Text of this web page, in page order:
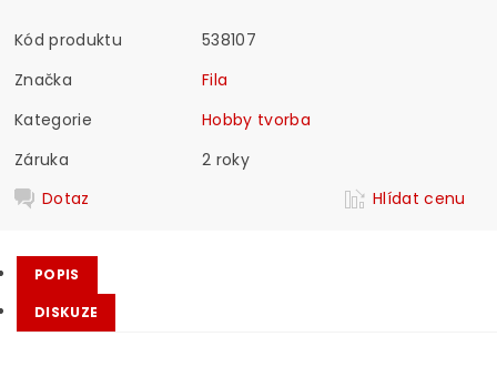
Kód produktu
538107
Značka
Fila
Kategorie
Hobby tvorba
Záruka
2 roky
Dotaz
Hlídat cenu
POPIS
DISKUZE